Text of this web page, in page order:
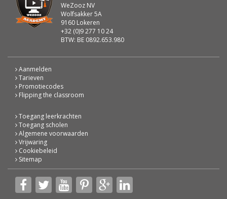
WeZooz NV
Wolfsakker 5A
9160 Lokeren
+32 (0)9 277 10 24
BTW: BE 0892.653.980
Aanmelden
Tarieven
Promotiecodes
Flipping the classroom
Toegang leerkrachten
Toegang scholen
Algemene voorwaarden
Vrijwaring
Cookiebeleid
Sitemap